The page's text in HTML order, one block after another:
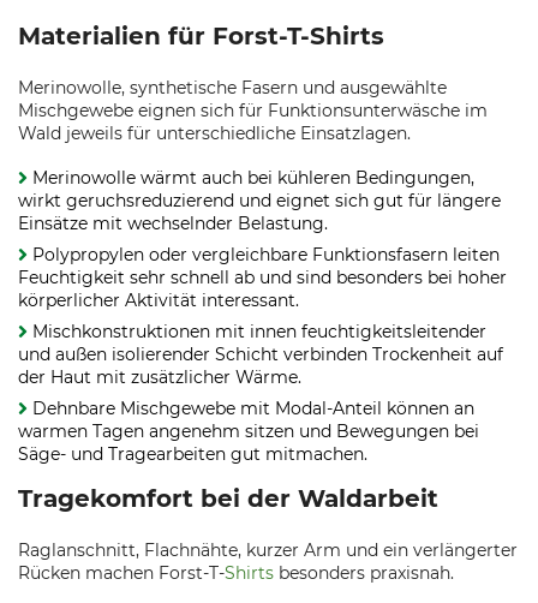
Materialien für Forst-T-Shirts
Merinowolle, synthetische Fasern und ausgewählte
Mischgewebe eignen sich für Funktionsunterwäsche im
Wald jeweils für unterschiedliche Einsatzlagen.
Merinowolle wärmt auch bei kühleren Bedingungen,
wirkt geruchsreduzierend und eignet sich gut für längere
Einsätze mit wechselnder Belastung.
Polypropylen oder vergleichbare Funktionsfasern leiten
Feuchtigkeit sehr schnell ab und sind besonders bei hoher
körperlicher Aktivität interessant.
Mischkonstruktionen mit innen feuchtigkeitsleitender
und außen isolierender Schicht verbinden Trockenheit auf
der Haut mit zusätzlicher Wärme.
Dehnbare Mischgewebe mit Modal-Anteil können an
warmen Tagen angenehm sitzen und Bewegungen bei
Säge- und Tragearbeiten gut mitmachen.
Tragekomfort bei der Waldarbeit
Raglanschnitt, Flachnähte, kurzer Arm und ein verlängerter
Rücken machen Forst-T-Shirts besonders praxisnah.